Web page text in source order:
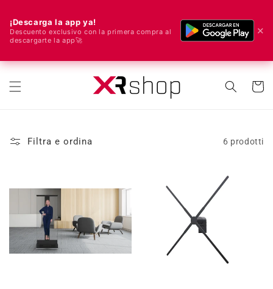
¡Descarga la app ya!
Descuento exclusivo con la primera compra al
descargarte la app🚀
✕
🌍 Spediamo in tutto il mondo! 🚀📦
Filtra e ordina 6 prodotti